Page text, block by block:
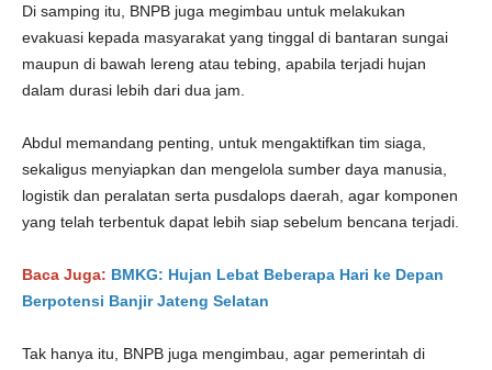
Di samping itu, BNPB juga megimbau untuk melakukan
evakuasi kepada masyarakat yang tinggal di bantaran sungai
maupun di bawah lereng atau tebing, apabila terjadi hujan
dalam durasi lebih dari dua jam.
Abdul memandang penting, untuk mengaktifkan tim siaga,
sekaligus menyiapkan dan mengelola sumber daya manusia,
logistik dan peralatan serta pusdalops daerah, agar komponen
yang telah terbentuk dapat lebih siap sebelum bencana terjadi.
Baca Juga: BMKG: Hujan Lebat Beberapa Hari ke Depan
Berpotensi Banjir Jateng Selatan
Tak hanya itu, BNPB juga mengimbau, agar pemerintah di